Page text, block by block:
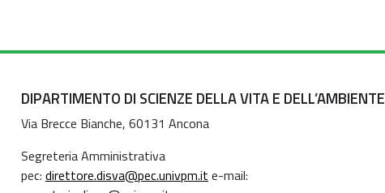
DIPARTIMENTO DI SCIENZE DELLA VITA E DELL’AMBIENTE
Via Brecce Bianche, 60131 Ancona
Segreteria Amministrativa
pec: direttore.disva@pec.univpm.it e-mail: